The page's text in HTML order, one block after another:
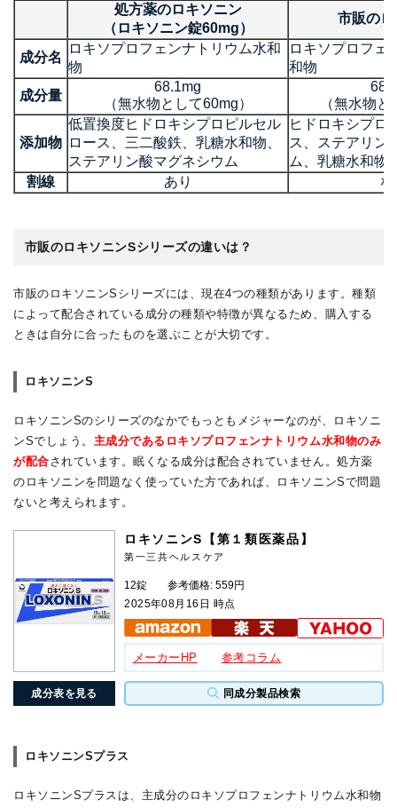
処方薬のロキソニン
（ロキソニン錠60mg）
市販の
成分名
ロキソプロフェンナトリウム水和
物
ロキソプロフェ
和物
成分量
68.1mg
（無水物として60mg）
（無水物
添加物
低置換度ヒドロキシプロピルセル
ロース、三二酸鉄、乳糖水和物、
ステアリン酸マグネシウム
ヒドロキシプロ
ス、ステアリン
ム、乳糖水和物
割線
あり
市販のロキソニンSシリーズの違いは？
市販のロキソニンSシリーズには、現在4つの種類があります。種類
によって配合されている成分の種類や特徴が異なるため、購入する
ときは自分に合ったものを選ぶことが大切です。
ロキソニンS
ロキソニンSのシリーズのなかでもっともメジャーなのが、ロキソニ
ンSでしょう。 主成分であるロキソプロフェンナトリウム水和物のみ
が配合されています。眠くなる成分は配合されていません。処方薬
のロキソニンを問題なく使っていた方であれば、ロキソニンSで問題
ないと考えられます。
成分表を見る 同成分製品検索
ロキソニンS【第１類医薬品】
第一三共ヘルスケア
12錠
参考価格: 559円
2025年08月16日 時点
メーカーHP 参考コラム
ロキソニンSプラス
ロキソニンSプラスは、主成分のロキソプロフェンナトリウム水和物